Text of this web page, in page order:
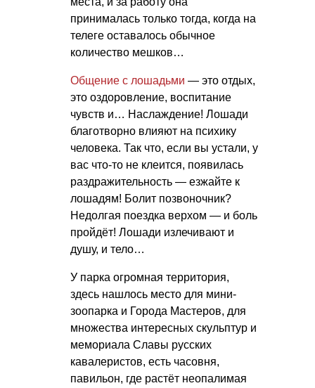
принималась только тогда, когда на
телеге оставалось обычное
количество мешков…
Общение с лошадьми — это отдых,
это оздоровление, воспитание
чувств и… Наслаждение! Лошади
благотворно влияют на психику
человека. Так что, если вы устали, у
вас что-то не клеится, появилась
раздражительность — езжайте к
лошадям! Болит позвоночник?
Недолгая поездка верхом — и боль
пройдёт! Лошади излечивают и
душу, и тело…
У парка огромная территория,
здесь нашлось место для мини-
зоопарка и Города Мастеров, для
множества интересных скульптур и
мемориала Славы русских
кавалеристов, есть часовня,
павильон, где растёт неопалимая